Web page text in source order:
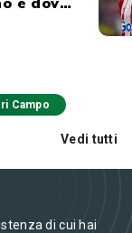
Campo
Vedi tutti
di cui hai